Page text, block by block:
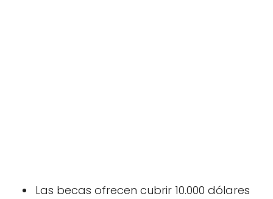
Las becas ofrecen cubrir 10.000 dólares